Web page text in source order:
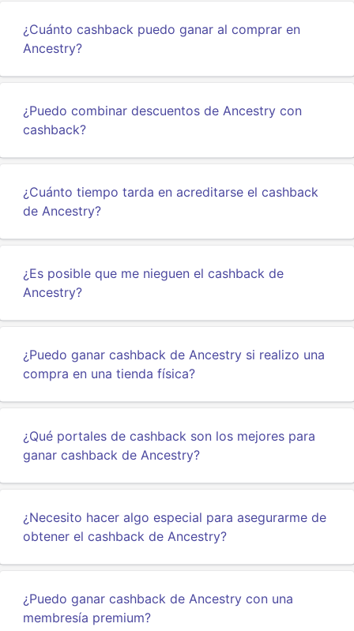
¿Cuánto cashback puedo ganar al comprar en
Ancestry?
¿Puedo combinar descuentos de Ancestry con
cashback?
¿Cuánto tiempo tarda en acreditarse el cashback
de Ancestry?
¿Es posible que me nieguen el cashback de
Ancestry?
¿Puedo ganar cashback de Ancestry si realizo una
compra en una tienda física?
¿Qué portales de cashback son los mejores para
ganar cashback de Ancestry?
¿Necesito hacer algo especial para asegurarme de
obtener el cashback de Ancestry?
¿Puedo ganar cashback de Ancestry con una
membresía premium?